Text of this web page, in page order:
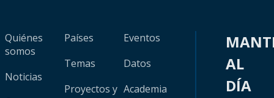
Quiénes
somos
Noticias
Países
Temas
Proyectos y
Eventos
Datos
Academia
AL
DÍA